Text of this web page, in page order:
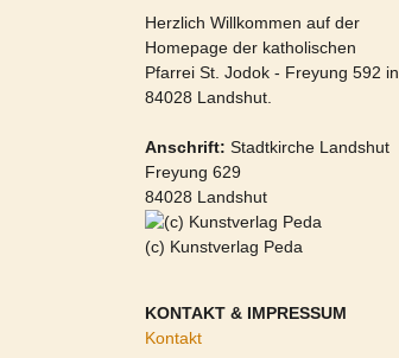
Herzlich Willkommen auf der
Homepage der katholischen
Pfarrei St. Jodok - Freyung 592 in
84028 Landshut.
Anschrift: Stadtkirche Landshut
Freyung 629
84028 Landshut
(c) Kunstverlag Peda
KONTAKT & IMPRESSUM
Kontakt